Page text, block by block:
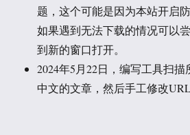
题，这个可能是因为本站开启
如果遇到无法下载的情况可以
到新的窗口打开。
2024年5月22日，编写工具扫
中文的文章，然后手工修改